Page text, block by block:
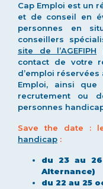
Cap Emploi est un
et de conseil en
personnes en
conseillers
site de l’AGEFIPH
contact de votre
d’emploi
Emploi, ainsi
recrutement ou
personnes
Save the date :
handicap :
du 23 au
Alternance)
du 22 au 25